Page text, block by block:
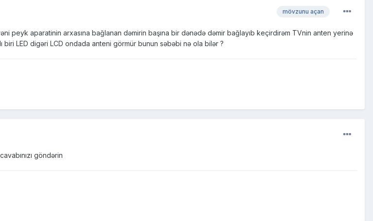
mövzunu açan
peyk aparatinin arxasına bağlanan dəmirin başına bir dənədə dəmir bağlayıb keçirdirəm TVnin anten yerinə
biri LED digəri LCD ondada anteni görmür bunun səbəbi nə ola bilər ?
göndərin